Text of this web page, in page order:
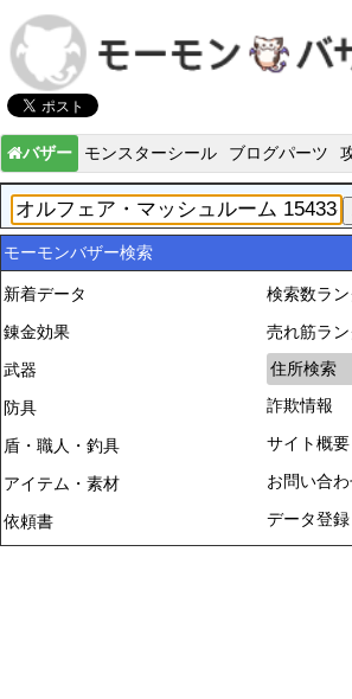
バザー モンスターシール ブログパーツ
モーモンバザー検索
新着データ
錬金効果
武器
防具
盾・職人・釣具
アイテム・素材
依頼書
検索数ラン
売れ筋ラン
住所検索
詐欺情報
サイト概要
お問い合
データ登録